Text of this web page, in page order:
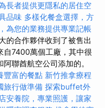
長者提供更隱私的居住空
品味 多樣化餐盒選擇，方
為您的業務提供專業記帳
的合作夥伴收到了被售出
自7400萬個工廠，其中很
聯酋航空公司添加的。
豐富的餐點 新竹推拿療程
旅行做準備 探索buffet外
安養院，專業照護，讓家